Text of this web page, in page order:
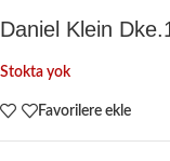
Daniel Klein
Stokta yok
Favorilere ekle